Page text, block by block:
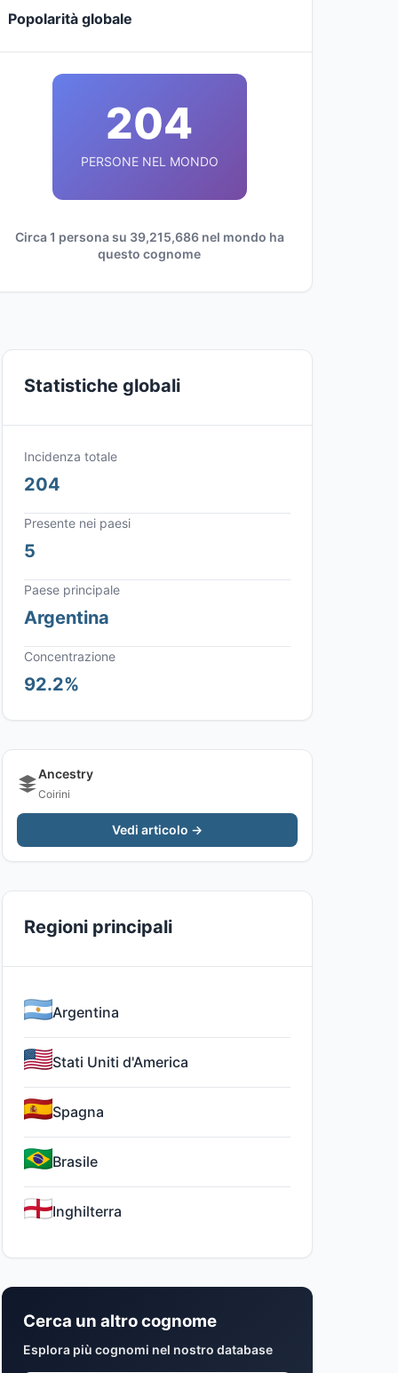
Popolarità globale
204
PERSONE NEL MONDO
Circa 1 persona su 39,215,686 nel mondo ha
questo cognome
Statistiche globali
Incidenza totale
204
Presente nei paesi
5
Paese principale
Argentina
Concentrazione
92.2%
Ancestry
Coirini
Vedi articolo →
Regioni principali
Argentina
Stati Uniti d'America
Spagna
Brasile
Inghilterra
Cerca un altro cognome
Esplora più cognomi nel nostro database